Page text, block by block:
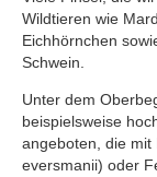
Wildtieren wie
Eichhörnchen
Schwein.
Unter dem
beispielsweise
angeboten, die mit
eversmanii) oder